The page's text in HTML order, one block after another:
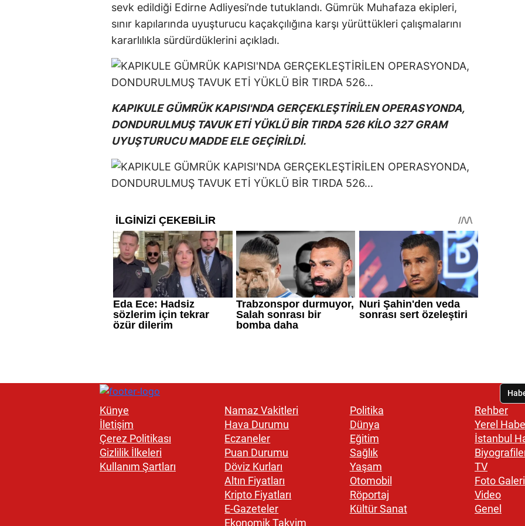
sevk edildiği Edirne Adliyesi’nde tutuklandı. Gümrük Muhafaza ekipleri,
sınır kapılarında uyuşturucu kaçakçılığına karşı yürüttükleri çalışmalarını
kararlılıkla sürdürdüklerini açıkladı.
KAPIKULE GÜMRÜK KAPISI'NDA GERÇEKLEŞTİRİLEN OPERASYONDA,
DONDURULMUŞ TAVUK ETİ YÜKLÜ BİR TIRDA 526 KİLO 327 GRAM
UYUŞTURUCU MADDE ELE GEÇİRİLDİ.
Künye
İletişim
Çerez Politikası
Gizlilik İlkeleri
Kullanım Şartları
Namaz Vakitleri
Hava Durumu
Eczaneler
Puan Durumu
Döviz Kurları
Altın Fiyatları
Kripto Fiyatları
E-Gazeteler
Ekonomik Takvim
Politika
Dünya
Eğitim
Sağlık
Yaşam
Otomobil
Röportaj
Kültür Sanat
Rehber
Yerel
İstanbul
TV
Foto Galeri
Video
Genel